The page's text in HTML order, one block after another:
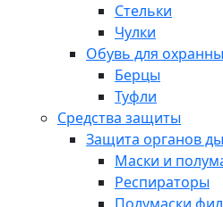
Стельки
Чулки
Обувь для
Берцы
Туфли
Средства защиты
Защита органов
Маски и
Респираторы